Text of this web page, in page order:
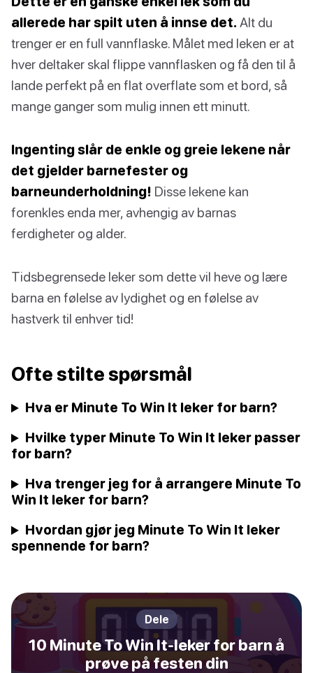
allerede har spilt uten å innse det. Alt du
trenger er en full vannflaske. Målet med leken er at
hver deltaker skal flippe vannflasken og få den til å
lande perfekt på en flat overflate som et bord, så
mange ganger som mulig innen ett minutt.
Ingenting slår de enkle og greie lekene når
det gjelder barnefester og
barneunderholdning! Disse lekene kan
forenkles enda mer, avhengig av barnas
ferdigheter og alder.
Tidsbegrensede leker som dette vil heve og lære
barna en følelse av lydighet og en følelse av
hastverk til enhver tid!
Ofte stilte spørsmål
Hva er Minute To Win It leker for barn?
Hvilke typer Minute To Win It leker passer
for barn?
Hva trenger jeg for å arrangere Minute To
Win It leker for barn?
Hvordan gjør jeg Minute To Win It leker
spennende for barn?
Dele
10 Minute To Win It-leker for barn å
prøve på festen din